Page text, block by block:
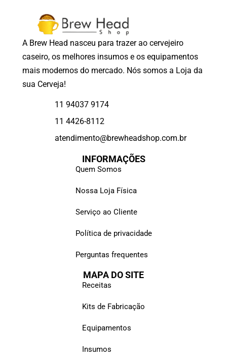
A Brew Head nasceu para trazer ao cervejeiro
caseiro, os melhores insumos e os equipamentos
mais modernos do mercado. Nós somos a Loja da
sua Cerveja!
11 94037 9174
11 4426-8112
atendimento@brewheadshop.com.br
INFORMAÇÕES
Quem Somos
Nossa Loja Física
Serviço ao Cliente
Política de privacidade
Perguntas frequentes
MAPA DO SITE
Receitas
Kits de Fabricação
Equipamentos
Insumos